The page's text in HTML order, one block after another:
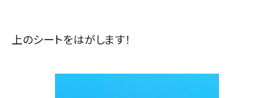
上のシートをはがします！